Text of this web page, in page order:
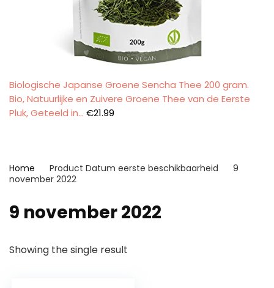
Biologische Japanse Groene Sencha Thee 200 gram.
Bio, Natuurlijke en Zuivere Groene Thee van de Eerste
Pluk, Geteeld in… €21.99
Home Product Datum eerste beschikbaarheid
9
november 2022
9 november 2022
Showing the single result